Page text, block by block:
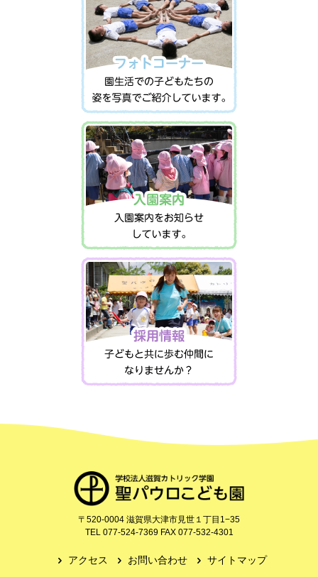
〒520-0004 滋賀県大津市見世１丁目1−35
TEL 077‐524‐7369 FAX 077‐532‐4301
アクセス お問い合わせ サイトマップ